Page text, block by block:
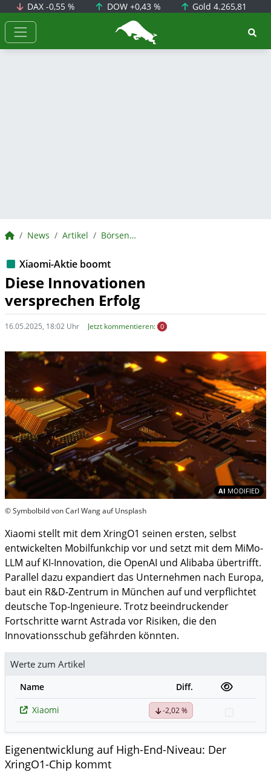
DAX-0,55 % DOW +0,43 % Gold4.265,81
BörsenNEWS.de
BörsenNEWS.de
News Artikel BörsenNEWS.de
Xiaomi-Aktie boomt
Diese Innovationen
versprechen Erfolg
16.05.2025, 18:02 Uhr Jetzt kommentieren: 0
AI MODIFIED
© Symbolbild von Carl Wang auf Unsplash
Xiaomi stellt mit dem XringO1 seinen ersten, selbst
entwickelten Mobilfunkchip vor und setzt mit dem MiMo-
LLM auf KI-Innovation, die OpenAI und Alibaba übertrifft.
Parallel dazu expandiert das Unternehmen nach Europa,
baut ein R&D-Zentrum in München auf und verpflichtet
deutsche Top-Ingenieure. Trotz beeindruckender
Fortschritte warnt Astrada vor Risiken, die den
Innovationsschub gefährden könnten.
Werte zum Artikel
Name
Diff.
Xiaomi
-2,02 %
Eigenentwicklung auf High-End-Niveau: Der
XringO1-Chip kommt